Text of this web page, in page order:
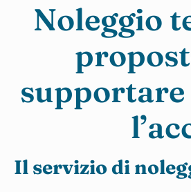
Noleggio
Il servizio di